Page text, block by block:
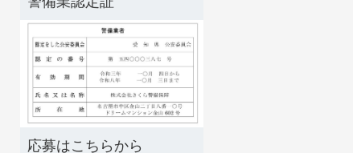
応募はこちらから